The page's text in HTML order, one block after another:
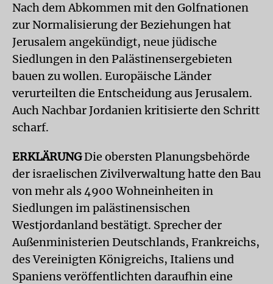
Nach dem Abkommen mit den Golfnationen
zur Normalisierung der Beziehungen hat
Jerusalem angekündigt, neue jüdische
Siedlungen in den Palästinensergebieten
bauen zu wollen. Europäische Länder
verurteilten die Entscheidung aus Jerusalem.
Auch Nachbar Jordanien kritisierte den Schritt
scharf.
ERKLÄRUNGDie obersten Planungsbehörde
der israelischen Zivilverwaltung hatte den Bau
von mehr als 4900 Wohneinheiten in
Siedlungen im palästinensischen
Westjordanland bestätigt. Sprecher der
Außenministerien Deutschlands, Frankreichs,
des Vereinigten Königreichs, Italiens und
Spaniens veröffentlichten daraufhin eine